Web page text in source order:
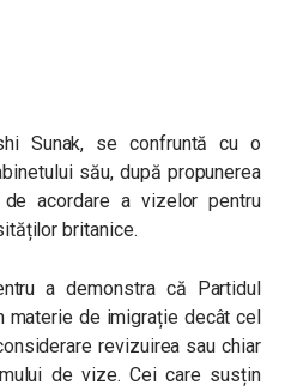
Sunak, se confruntă cu o
său, după propunerea
acordare a vizelor pentru
britanice.
a demonstra că Partidul
materie de imigrație decât cel
revizuirea sau chiar
de vize. Cei care susțin